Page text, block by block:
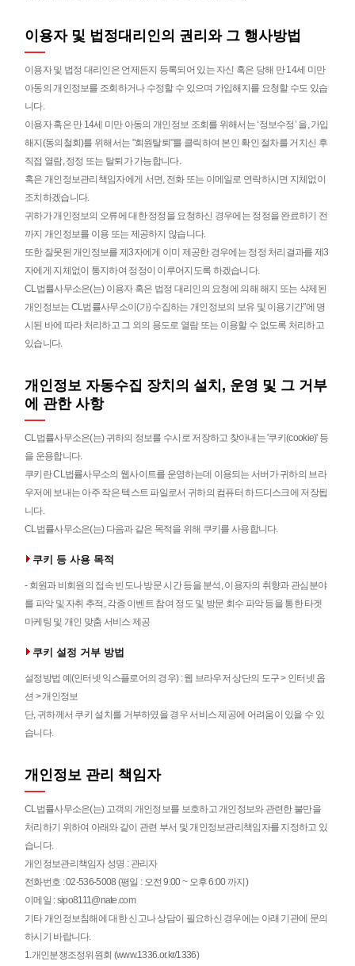
이용자 및 법정대리인의 권리와 그 행사방법
이용자 및 법정 대리인은 언제든지 등록되어 있는 자신 혹은 당해 만 14세 미만
아동의 개인정보를 조회하거나 수정할 수 있으며 가입해지를 요청할 수도 있습
니다.
이용자 혹은 만 14세 미만 아동의 개인정보 조회를 위해서는 ‘정보수정’ 을, 가입
해지(동의철회)를 위해서는 "회원탈퇴"를 클릭하여 본인 확인 절차를 거치신 후
직접 열람, 정정 또는 탈퇴가 가능합니다.
혹은 개인정보관리책임자에게 서면, 전화 또는 이메일로 연락하시면 지체없이
조치하겠습니다.
귀하가 개인정보의 오류에 대한 정정을 요청하신 경우에는 정정을 완료하기 전
까지 개인정보를 이용 또는 제공하지 않습니다.
또한 잘못된 개인정보를 제3자에게 이미 제공한 경우에는 정정 처리결과를 제3
자에게 지체없이 통지하여 정정이 이루어지도록 하겠습니다.
CL법률사무소은(는) 이용자 혹은 법정 대리인의 요청에 의해 해지 또는 삭제된
개인정보는 CL법률사무소이(가) 수집하는 개인정보의 보유 및 이용기간"에 명
시된 바에 따라 처리하고 그 외의 용도로 열람 또는 이용할 수 없도록 처리하고
있습니다.
개인정보 자동수집 장치의 설치, 운영 및 그 거부
에 관한 사항
CL법률사무소은(는) 귀하의 정보를 수시로 저장하고 찾아내는 '쿠키(cookie)' 등
을 운용합니다.
쿠키란 CL법률사무소의 웹사이트를 운영하는데 이용되는 서버가 귀하의 브라
우저에 보내는 아주 작은 텍스트 파일로서 귀하의 컴퓨터 하드디스크에 저장됩
니다.
CL법률사무소은(는) 다음과 같은 목적을 위해 쿠키를 사용합니다.
쿠키 등 사용 목적
- 회원과 비회원의 접속 빈도나 방문 시간 등을 분석, 이용자의 취향과 관심분야
를 파악 및 자취 추적, 각종 이벤트 참여 정도 및 방문 회수 파악 등을 통한 타겟
마케팅 및 개인 맞춤 서비스 제공
쿠키 설정 거부 방법
설정방법 예(인터넷 익스플로어의 경우) : 웹 브라우저 상단의 도구 > 인터넷 옵
션 > 개인정보
단, 귀하께서 쿠키 설치를 거부하였을 경우 서비스 제공에 어려움이 있을 수 있
습니다.
개인정보 관리 책임자
CL법률사무소은(는) 고객의 개인정보를 보호하고 개인정보와 관련한 불만을
처리하기 위하여 아래와 같이 관련 부서 및 개인정보관리책임자를 지정하고 있
습니다.
개인정보관리책임자 성명 : 관리자
전화번호 : 02-536-5008 (평일 : 오전 9:00 ~ 오후 6:00 까지)
이메일 : sipo8111@nate.com
기타 개인정보침해에 대한 신고나 상담이 필요하신 경우에는 아래 기관에 문의
하시기 바랍니다.
1.개인분쟁조정위원회 (www.1336.or.kr/1336)